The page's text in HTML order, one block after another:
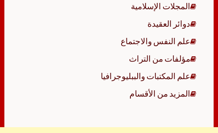
المجلات الإسلامية
دوائر العقيدة
علم النفس والاجتماع
مؤلفات من التراث
علم المكتبات والببليوجرافيا
المزيد من الأقسام